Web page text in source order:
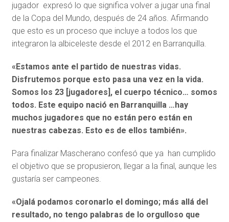
jugador expresó lo que significa volver a jugar una final
de la Copa del Mundo, después de 24 años. Afirmando
que esto es un proceso que incluye a todos los que
integraron la albiceleste desde el 2012 en Barranquilla.
«Estamos ante el partido de nuestras vidas.
Disfrutemos porque esto pasa una vez en la vida.
Somos los 23 [jugadores], el cuerpo técnico… somos
todos. Este equipo nació en Barranquilla …hay
muchos jugadores que no están pero están en
nuestras cabezas. Esto es de ellos también».
Para finalizar Mascherano confesó que ya han cumplido
el objetivo que se propusieron, llegar a la final, aunque les
gustaría ser campeones.
«Ojalá podamos coronarlo el domingo; más allá del
resultado, no tengo palabras de lo orgulloso que